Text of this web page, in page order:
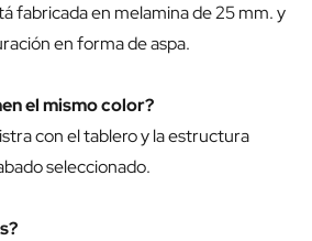
fabricada en melamina de 25 mm. y
en forma de aspa.
el mismo color?
con el tablero y la estructura
seleccionado.